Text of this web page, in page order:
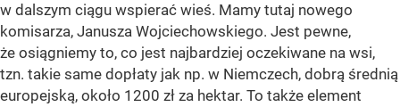
w dalszym ciągu wspierać wieś. Mamy tutaj nowego
komisarza, Janusza Wojciechowskiego. Jest pewne,
że osiągniemy to, co jest najbardziej oczekiwane na wsi,
tzn. takie same dopłaty jak np. w Niemczech, dobrą średnią
europejską, około 1200 zł za hektar. To także element